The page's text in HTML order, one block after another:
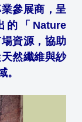
參展商，呈
的「Nature
資源，協助
然纖維與紗
。